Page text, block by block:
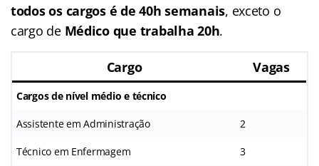
todos os cargos é de 40h semanais, exceto o
cargo de Médico que trabalha 20h.
Cargo Vagas
Cargos de nível médio e técnico
Assistente em Administração 2
Técnico em Enfermagem 3